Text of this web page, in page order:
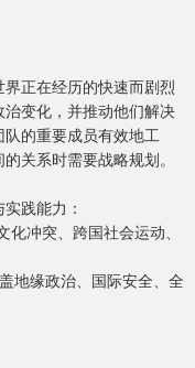
正在经历的快速而剧烈
变化，并推动他们解决
的重要成员有效地工
关系时需要战略规划。
践能力：
化冲突、跨国社会运动、
地缘政治、国际安全、全